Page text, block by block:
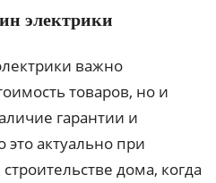
электрики
важно
товаров, но и
гарантии и
актуально при
дома, когда